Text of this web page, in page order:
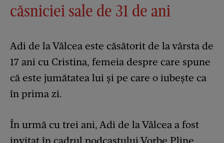
căsniciei sale de 31 de ani
Adi de la Vâlcea este căsătorit de la vârsta de
17 ani cu Cristina, femeia despre care spune
că este jumătatea lui și pe care o iubește ca
în prima zi.
În urmă cu trei ani, Adi de la Vâlcea a fost